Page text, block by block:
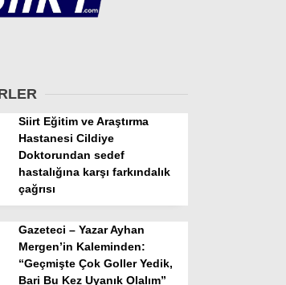
Siirt Eğitim ve Araştırma
Hastanesi Cildiye
Doktorundan sedef
hastalığına karşı farkındalık
çağrısı
Gazeteci – Yazar Ayhan
Mergen’in Kaleminden:
“Geçmişte Çok Goller Yedik,
Bari Bu Kez Uyanık Olalım”